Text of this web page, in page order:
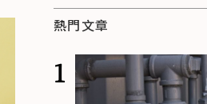
熱門文章
1